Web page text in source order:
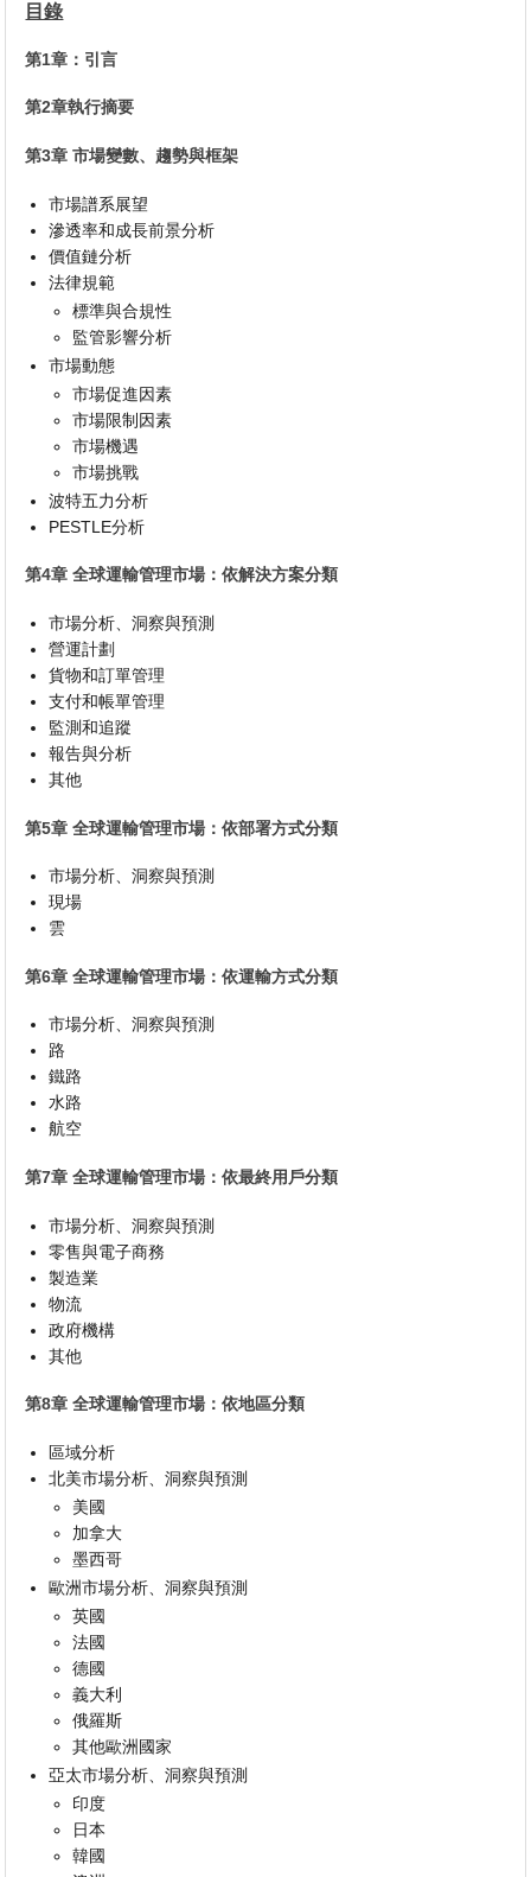
目錄
第1章：引言
第2章執行摘要
第3章 市場變數、趨勢與框架
市場譜系展望
滲透率和成長前景分析
價值鏈分析
法律規範
標準與合規性
監管影響分析
市場動態
市場促進因素
市場限制因素
市場機遇
市場挑戰
波特五力分析
PESTLE分析
第4章 全球運輸管理市場：依解決方案分類
市場分析、洞察與預測
營運計劃
貨物和訂單管理
支付和帳單管理
監測和追蹤
報告與分析
其他
第5章 全球運輸管理市場：依部署方式分類
市場分析、洞察與預測
現場
雲
第6章 全球運輸管理市場：依運輸方式分類
市場分析、洞察與預測
路
鐵路
水路
航空
第7章 全球運輸管理市場：依最終用戶分類
市場分析、洞察與預測
零售與電子商務
製造業
物流
政府機構
其他
第8章 全球運輸管理市場：依地區分類
區域分析
北美市場分析、洞察與預測
美國
加拿大
墨西哥
歐洲市場分析、洞察與預測
英國
法國
德國
義大利
俄羅斯
其他歐洲國家
亞太市場分析、洞察與預測
印度
日本
韓國